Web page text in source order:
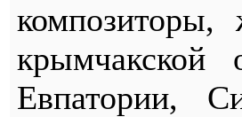
композиторы,
Евпатории,